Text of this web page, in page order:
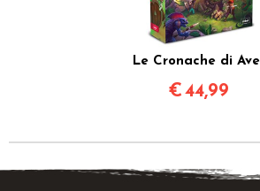
Le Cronache di Avel
€44,99